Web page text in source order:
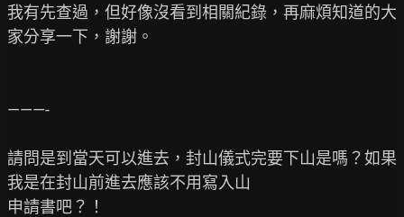
我有先查過，但好像沒看到相關紀錄，再麻煩知道的大
家分享一下，謝謝。
———-
請問是到當天可以進去，封山儀式完要下山是嗎？如果
我是在封山前進去應該不用寫入山
申請書吧？！